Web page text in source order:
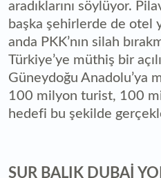
aradıklarını söylüyor.
başka şehirlerde de otel
anda PKK’nın silah
Türkiye’ye müthiş bir
Güneydoğu Anadolu’ya
100 milyon turist, 100
hedefi bu şekilde
SUR BALIK DUBAİ